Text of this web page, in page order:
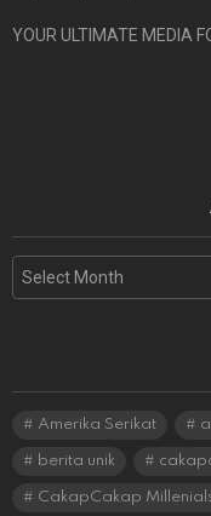
YOUR ULTIMATE MEDIA
Archives
Amerika Serikat
berita unik
CakapCakap